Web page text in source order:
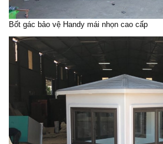
Bốt gác bảo vệ Handy mái nhọn cao cấp